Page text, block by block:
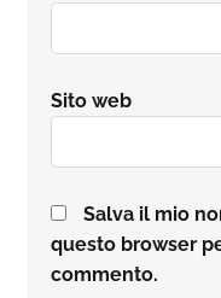
Sito web
Salva il mio
questo browser
commento.